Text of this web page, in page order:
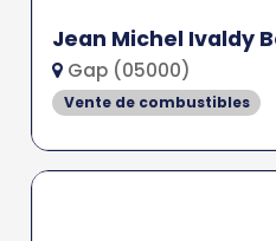
Jean Michel Ivaldy
Gap (05000)
Vente de combustibles